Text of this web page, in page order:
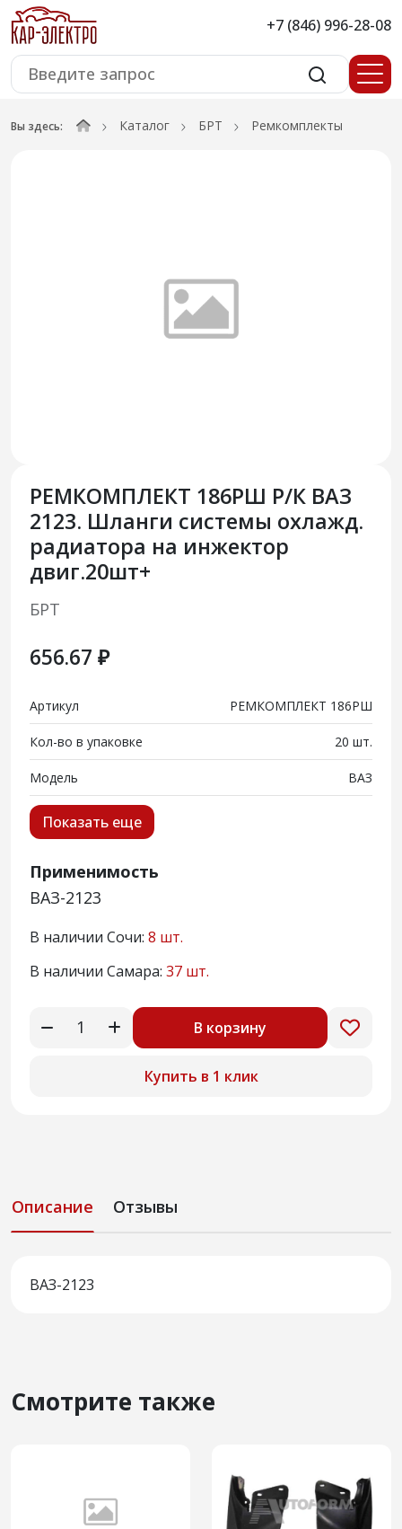
+7 (846) 996-28-08
Вы здесь: Каталог БРТ Ремкомплекты
РЕМКОМПЛЕКТ 186РШ Р/К ВАЗ
2123. Шланги системы охлажд.
радиатора на инжектор
двиг.20шт+
БРТ
656.67 ₽
Артикул РЕМКОМПЛЕКТ 186РШ
Кол-во в упаковке 20 шт.
Модель ВАЗ
Показать еще
Применимость
ВАЗ-2123
В наличии Сочи: 8 шт.
В наличии Самара: 37 шт.
В корзину
Купить в 1 клик
Описание Отзывы
ВАЗ-2123
Смотрите также